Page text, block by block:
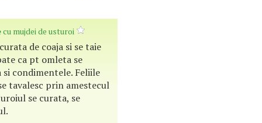
cu mujdei de usturoi
de coaja si se taie
ca pt omleta se
si condimentele. Feliile
tavalesc prin amestecul
se curata, se